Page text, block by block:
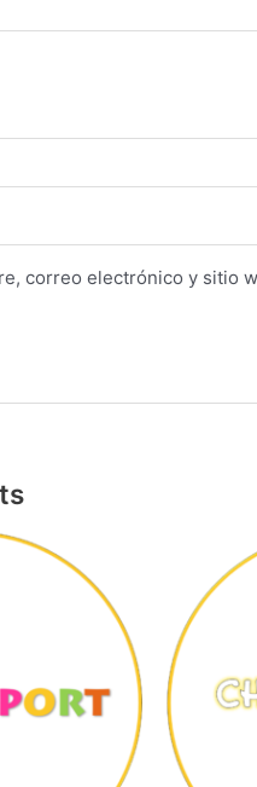
correo electrónico y sitio